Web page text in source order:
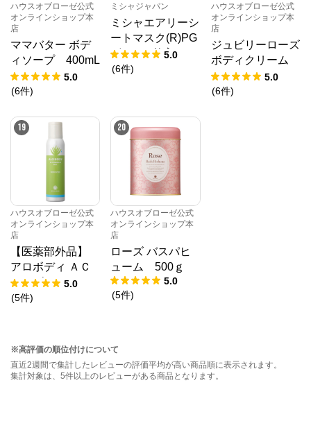
ハウスオブローゼ公式
オンラインショップ本
店
ママバター ボデ
ィソープ 400mL
（レフィル）
5.0
(6件)
ミシャジャパン
ミシャエアリーシ
ートマスク(R)PG
ザクロ[1枚入り/1
9ml]ampouletype
5.0
(6件)
ハウスオブローゼ公式
オンラインショップ本
店
ジュビリーローズ
ボディクリーム
130g
5.0
(6件)
19
ハウスオブローゼ公式
オンラインショップ本
店
【医薬部外品】
アロボディ ＡＣ
パウダーイン ミ
スト 150g
5.0
(5件)
20
ハウスオブローゼ公式
オンラインショップ本
店
ローズ バスパヒ
ューム 500ｇ
5.0
(5件)
※高評価の順位付けについて
直近2週間で集計したレビューの評価平均が高い商品順に表示されます。
集計対象は、5件以上のレビューがある商品となります。